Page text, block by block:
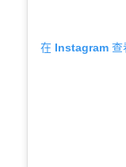
在 Instagram 查